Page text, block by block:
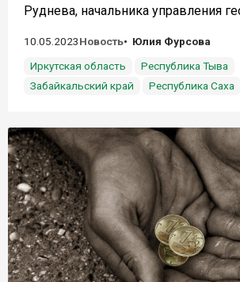
Руднева, начальника управления
10.05.2023Новость
Юлия Фурсова
Иркутская область
Республика Тыва
Забайкальский край
Республика Саха